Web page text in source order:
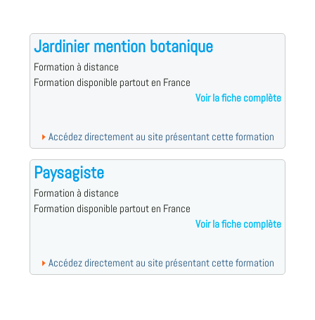
Jardinier mention botanique
Formation à distance
Formation disponible partout en France
Voir la fiche complète
Accédez directement au site présentant cette formation
Paysagiste
Formation à distance
Formation disponible partout en France
Voir la fiche complète
Accédez directement au site présentant cette formation